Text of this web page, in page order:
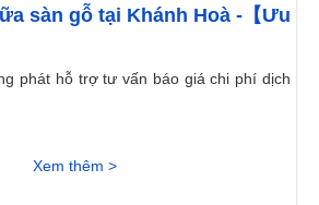
sàn gỗ tại Khánh Hoà -【Ưu
phát hỗ trợ tư vấn báo giá chi phí dịch
Xem thêm >